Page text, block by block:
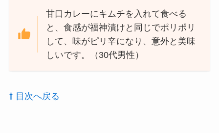
甘口カレーにキムチを入れて食べる
と、食感が福神漬けと同じでポリポリ
して、味がピリ辛になり、意外と美味
しいです。（30代男性）
⇧ 目次へ戻る